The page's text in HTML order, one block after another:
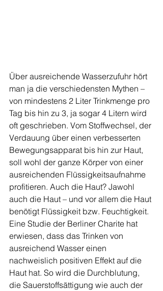
Über ausreichende Wasserzufuhr hört
man ja die verschiedensten Mythen –
von mindestens 2 Liter Trinkmenge pro
Tag bis hin zu 3, ja sogar 4 Litern wird
oft geschrieben. Vom Stoffwechsel, der
Verdauung über einen verbesserten
Bewegungsapparat bis hin zur Haut,
soll wohl der ganze Körper von einer
ausreichenden Flüssigkeitsaufnahme
profitieren. Auch die Haut? Jawohl
auch die Haut – und vor allem die Haut
benötigt Flüssigkeit bzw. Feuchtigkeit.
Eine Studie der Berliner Charite hat
erwiesen, dass das Trinken von
ausreichend Wasser einen
nachweislich positiven Effekt auf die
Haut hat. So wird die Durchblutung,
die Sauerstoffsättigung wie auch der